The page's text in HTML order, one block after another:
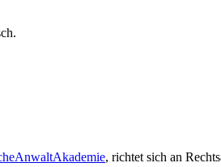
, richtet sich an